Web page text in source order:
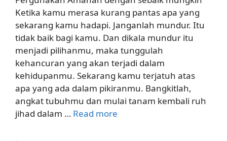
Ketika kamu merasa kurang pantas apa yang
sekarang kamu hadapi. Janganlah mundur. Itu
tidak baik bagi kamu. Dan dikala mundur itu
menjadi pilihanmu, maka tunggulah
kehancuran yang akan terjadi dalam
kehidupanmu. Sekarang kamu terjatuh atas
apa yang ada dalam pikiranmu. Bangkitlah,
angkat tubuhmu dan mulai tanam kembali ruh
jihad dalam … Read more